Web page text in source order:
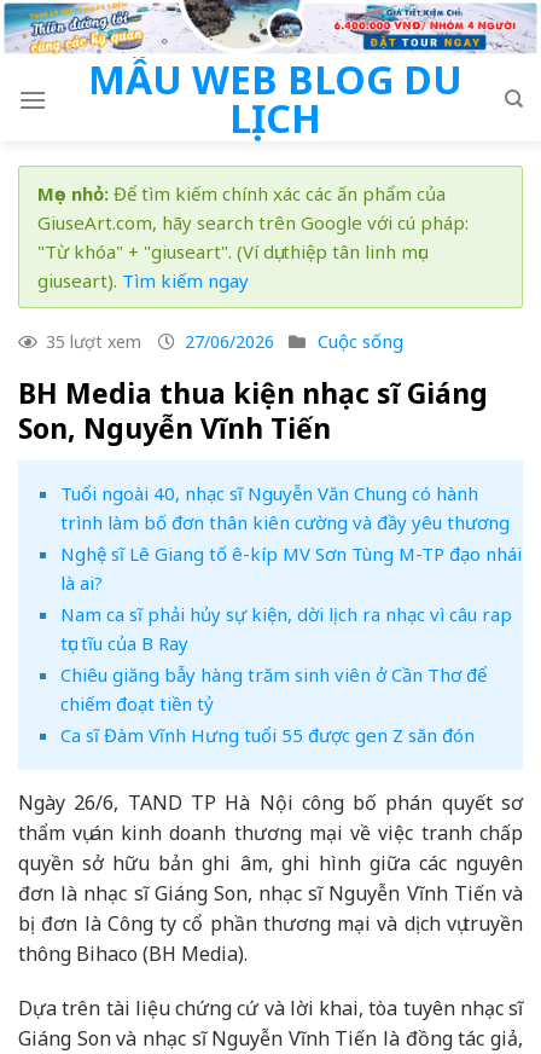
Skip
to
MẪU WEB BLOG DU
LỊCH
Mẹo nhỏ: Để tìm kiếm chính xác các ấn phẩm của
GiuseArt.com, hãy search trên Google với cú pháp:
"Từ khóa" + "giuseart". (Ví dụ: thiệp tân linh mục
giuseart). Tìm kiếm ngay
35 lượt xem 27/06/2026 Cuộc sống
BH Media thua kiện nhạc sĩ Giáng
Son, Nguyễn Vĩnh Tiến
Tuổi ngoài 40, nhạc sĩ Nguyễn Văn Chung có hành
trình làm bố đơn thân kiên cường và đầy yêu thương
Nghệ sĩ Lê Giang tố ê-kíp MV Sơn Tùng M-TP đạo nhái
là ai?
Nam ca sĩ phải hủy sự kiện, dời lịch ra nhạc vì câu rap
tục tĩu của B Ray
Chiêu giăng bẫy hàng trăm sinh viên ở Cần Thơ để
chiếm đoạt tiền tỷ
Ca sĩ Đàm Vĩnh Hưng tuổi 55 được gen Z săn đón
Ngày 26/6, TAND TP Hà Nội công bố phán quyết sơ
thẩm vụ án kinh doanh thương mại về việc tranh chấp
quyền sở hữu bản ghi âm, ghi hình giữa các nguyên
đơn là nhạc sĩ Giáng Son, nhạc sĩ Nguyễn Vĩnh Tiến và
bị đơn là Công ty cổ phần thương mại và dịch vụ truyền
thông Bihaco (BH Media).
Dựa trên tài liệu chứng cứ và lời khai, tòa tuyên nhạc sĩ
Giáng Son và nhạc sĩ Nguyễn Vĩnh Tiến là đồng tác giả,